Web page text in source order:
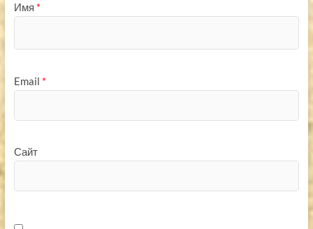
Имя *
Email *
Сайт